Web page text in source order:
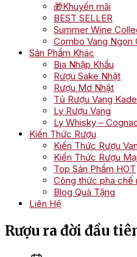
🎁Khuyến mãi
BEST SELLER
Summer Wine
Combo Vang Ngon
Sản Phẩm Khác
Bia Nhập Khẩu
Rượu Sake Nhật
Rượu Mơ Nhật
Tủ Rượu Vang
Ly Rượu Vang
Ly Whisky –
Kiến Thức Rượu
Kiến Thức Rượu
Kiến Thức Rượu
Top Sản Phẩm HOT
Công thức pha chế
Blog Quà Tặng
Liên Hệ
Rượu ra đời đầu